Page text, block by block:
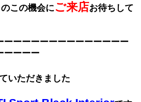
のこの機会にご来店お待ちして
ーーーーーーーーーーーーーー
ーーーー
いただきました